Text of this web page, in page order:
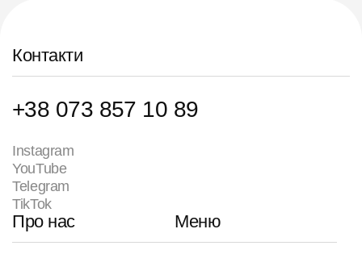
Контакти
+38 073 857 10 89
Instagram
YouTube
Telegram
TikTok
Про нас Меню